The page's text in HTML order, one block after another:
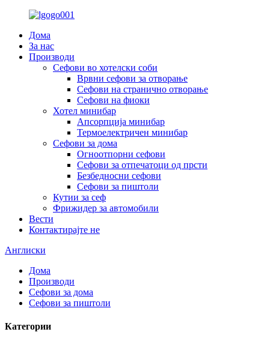
Дома
За нас
Производи
Сефови во хотелски соби
Врвни сефови за отворање
Сефови на странично отворање
Сефови на фиоки
Хотел минибар
Апсорпција минибар
Термоелектричен минибар
Сефови за дома
Огноотпорни сефови
Сефови за отпечатоци од прсти
Безбедносни сефови
Сефови за пиштоли
Кутии за сеф
Фрижидер за автомобили
Вести
Контактирајте не
Англиски
Дома
Производи
Сефови за дома
Сефови за пиштоли
Категории